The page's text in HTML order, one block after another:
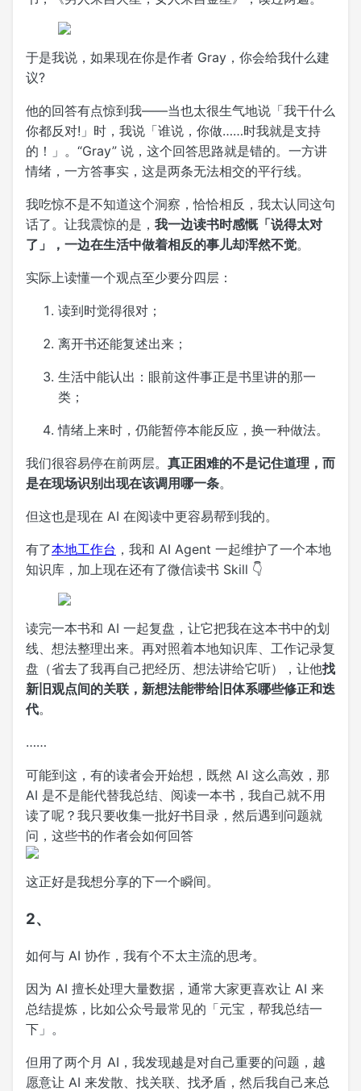
于是我说，如果现在你是作者 Gray，你会给我什么建
议?
他的回答有点惊到我——当也太很生气地说「我干什么
你都反对!」时，我说「谁说，你做……时我就是支持
的！」。“Gray” 说，这个回答思路就是错的。一方讲
情绪，一方答事实，这是两条无法相交的平行线。
我吃惊不是不知道这个洞察，恰恰相反，我太认同这句
话了。让我震惊的是， 我一边读书时感慨「说得太对
了」，一边在生活中做着相反的事儿却浑然不觉。
实际上读懂一个观点至少要分四层：
读到时觉得很对；
离开书还能复述出来；
生活中能认出：眼前这件事正是书里讲的那一
类；
情绪上来时，仍能暂停本能反应，换一种做法。
我们很容易停在前两层。 真正困难的不是记住道理，而
是在现场识别出现在该调用哪一条。
但这也是现在 AI 在阅读中更容易帮到我的。
有了本地工作台 ，我和 AI Agent 一起维护了一个本地
知识库，加上现在还有了微信读书 Skill 👇
读完一本书和 AI 一起复盘，让它把我在这本书中的划
线、想法整理出来。再对照着本地知识库、工作记录复
盘（省去了我再自己把经历、想法讲给它听），让他找
新旧观点间的关联，新想法能带给旧体系哪些修正和迭
代。
……
可能到这，有的读者会开始想，既然 AI 这么高效，那
AI 是不是能代替我总结、阅读一本书，我自己就不用
读了呢？我只要收集一批好书目录，然后遇到问题就
问，这些书的作者会如何回答
这正好是我想分享的下一个瞬间。
2、
如何与 AI 协作，我有个不太主流的思考。
因为 AI 擅长处理大量数据，通常大家更喜欢让 AI 来
总结提炼，比如公众号最常见的「元宝，帮我总结一
下」。
但用了两个月 AI，我发现越是对自己重要的问题，越
愿意让 AI 来发散、找关联、找矛盾，然后我自己来总